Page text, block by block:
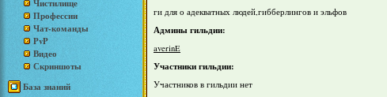
Чистилище
Профессии
Чат-команды
PvP
Видео
Скриншоты
База знаний
ги для о адекватных людей,гибберлингов и эльфов
Админы гильдии:
averinE
Участники гильдии:
Участников в гильдии нет